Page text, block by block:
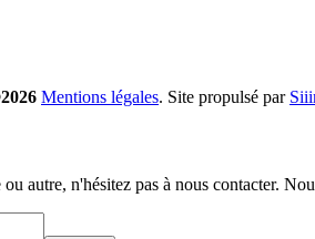
Mentions légales. Site propulsé par
autre, n'hésitez pas à nous contacter.